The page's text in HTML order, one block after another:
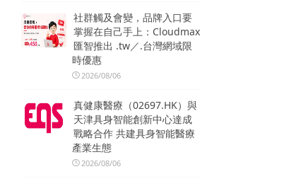
社群觸及會變，品牌入口要
掌握在自己手上：Cloudmax
匯智推出 .tw／.台灣網域限
時優惠
2026/08/06
真健康醫療（02697.HK）與
天津具身智能創新中心達成
戰略合作 共建具身智能醫療
產業生態
2026/08/06